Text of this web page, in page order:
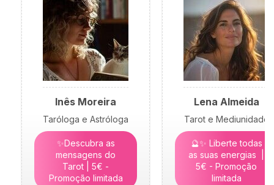
Inês Moreira
Taróloga e Astróloga
✨Descubra as
mensagens do
Tarot | 5€ -
Promoção limitada
Lena Almeida
Tarot e Mediunidade
🔮✨ Liberte todas
as suas energias |
5€ - Promoção
limitada